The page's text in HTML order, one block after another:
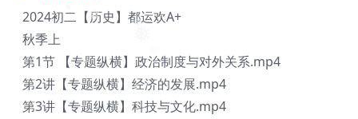
❅
2024初二【历史】都运欢A+
秋季上
第1节 【专题纵横】政治制度与对外关系.mp4
第2讲【专题纵横】经济的发展.mp4
第3讲【专题纵横】科技与文化.mp4